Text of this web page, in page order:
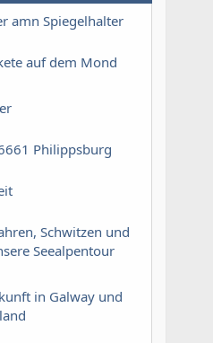
amn Spiegelhalter
auf dem Mond
Philippsburg
Schwitzen und
Seealpentour
in Galway und